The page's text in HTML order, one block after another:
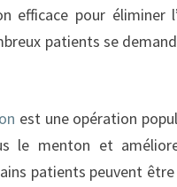
efficace pour éliminer
patients se
est une opération
le menton et
patients peuvent